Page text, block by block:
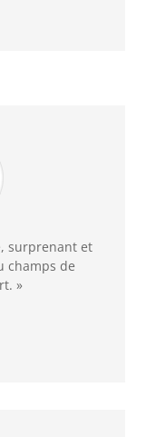
surprenant et
champs de
»